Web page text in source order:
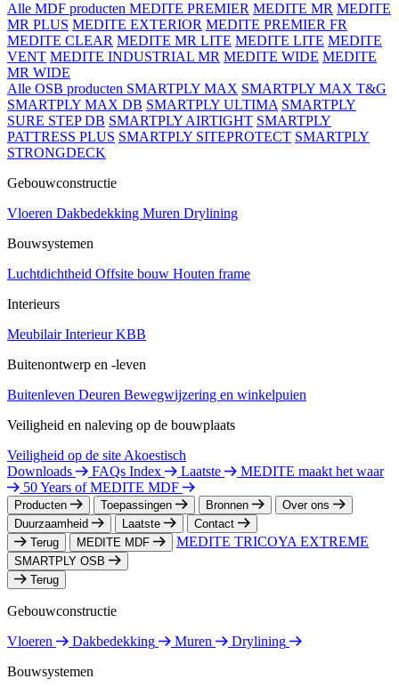
Alle MDF producten MEDITE PREMIER MEDITE MR MEDITE
MR PLUS MEDITE EXTERIOR MEDITE PREMIER FR
MEDITE CLEAR MEDITE MR LITE MEDITE LITE MEDITE
VENT MEDITE INDUSTRIAL MR MEDITE WIDE MEDITE
MR WIDE
Alle OSB producten SMARTPLY MAX SMARTPLY MAX T&G
SMARTPLY MAX DB SMARTPLY ULTIMA SMARTPLY
SURE STEP DB SMARTPLY AIRTIGHT SMARTPLY
PATTRESS PLUS SMARTPLY SITEPROTECT SMARTPLY
STRONGDECK
Gebouwconstructie
Vloeren Dakbedekking Muren Drylining
Bouwsystemen
Luchtdichtheid Offsite bouw Houten frame
Interieurs
MeubilairInterieurKBB
Buitenontwerp en -leven
Buitenleven Deuren Bewegwijzering en winkelpuien
Veiligheid en naleving op de bouwplaats
Veiligheid op de site Akoestisch
Downloads
FAQs Index Laatste
MEDITE maakt het waar
50 Years of MEDITE MDF
Producten Toepassingen Bronnen
Over ons
Duurzaamheid
Laatste
Contact
Terug
MEDITE MDF MEDITE TRICOYA EXTREME
SMARTPLY OSB
Terug
Gebouwconstructie
Vloeren
Dakbedekking Muren
Drylining
Bouwsystemen